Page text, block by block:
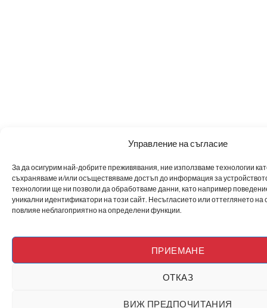
Управление на съгласие
За да осигурим най-добрите преживявания, ние използваме технологии
съхраняваме и/или осъществяваме достъп до информация за
технологии ще ни позволи да обработваме данни, като например
уникални идентификатори на този сайт. Несъгласието или оттеглянето на
повлияе неблагоприятно на определени функции.
ПРИЕМАНЕ
ОТКАЗ
ВИЖ ПРЕДПОЧИТАНИЯ